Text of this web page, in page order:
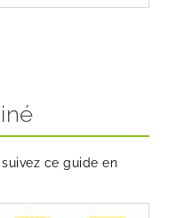
ce guide en